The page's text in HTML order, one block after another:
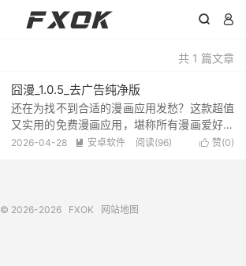
 
共 1 篇文章
囧漫_1.0.5_去广告纯净版
还在为找不到合适的漫画应用发愁？这款超值
又实用的免费漫画应用，堪称所有漫画爱好者
的“快乐老家”——不管你是刚踏入二次元世界
 赞(0)
2026-04-28  安卓软件 阅读(96)
© 2026-2026 FXOK 网站地图